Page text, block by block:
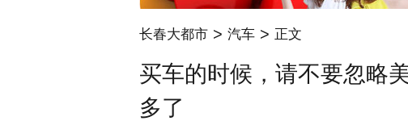
长春大都市 > 汽车 > 正文
买车的时候，请不要忽略
多了